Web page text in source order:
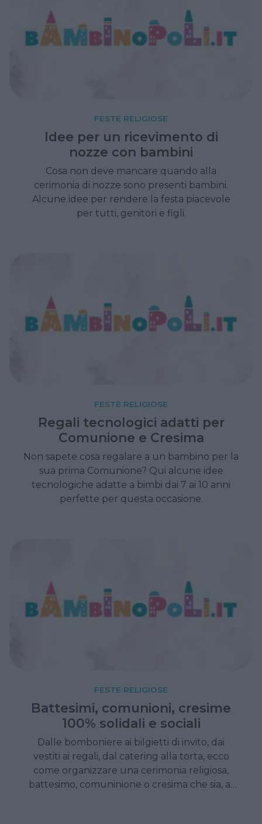
FESTE RELIGIOSE
Idee per un ricevimento di
nozze con bambini
Cosa non deve mancare quando alla
cerimonia di nozze sono presenti bambini.
Alcune idee per rendere la festa piacevole
per tutti, genitori e figli.
FESTE RELIGIOSE
Regali tecnologici adatti per
Comunione e Cresima
Non sapete cosa regalare a un bambino per la
sua prima Comunione? Qui alcune idee
tecnologiche adatte a bimbi dai 7 ai 10 anni
perfette per questa occasione.
FESTE RELIGIOSE
Battesimi, comunioni, cresime
100% solidali e sociali
Dalle bomboniere ai bilgietti di invito, dai
vestiti ai regali, dal catering alla torta, ecco
come organizzare una cerimonia religiosa,
battesimo, comuninione o cresima che sia, al